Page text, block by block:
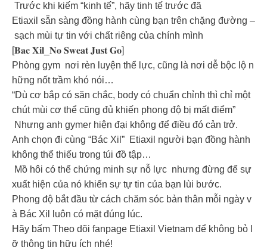
Trước khi kiếm “kinh tế”, hãy tinh tế trước đã
Etiaxil sẵn sàng đồng hành cùng bạn trên chặng đường –
sạch mùi tự tin với chất riêng của chính mình
[𝐁𝐚𝐜 𝐗𝐢𝐥_𝐍𝐨 𝐒𝐰𝐞𝐚𝐭 𝐉𝐮𝐬𝐭 𝐆𝐨]
Phòng gym nơi rèn luyện thể lực, cũng là nơi dễ bộc lộ n
hững nốt trầm khó nói…
“Dù cơ bắp có săn chắc, body có chuẩn chỉnh thì chỉ một
chút mùi cơ thể cũng đủ khiến phong độ bị mất điểm”
Nhưng anh gymer hiện đại không để điều đó cản trở.
Anh chọn đi cùng “Bác Xil” Etiaxil người bạn đồng hành
không thể thiếu trong túi đồ tập…
Mồ hôi có thể chứng minh sự nỗ lực nhưng đừng để sự
xuất hiện của nó khiến sự tự tin của bạn lùi bước.
Phong độ bắt đầu từ cách chăm sóc bản thân mỗi ngày v
à Bác Xil luôn có mặt đúng lúc.
Hãy bấm Theo dõi fanpage Etiaxil Vietnam để không bỏ l
ỡ thông tin hữu ích nhé!